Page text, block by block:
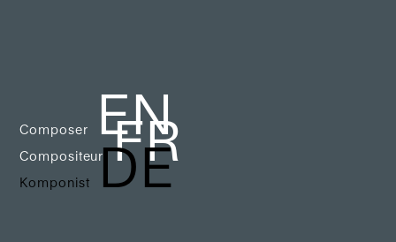
Composer EN
CompositeurFR
Komponist DE